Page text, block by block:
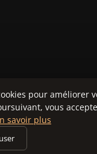
Tous
légales
pour améliorer
vous
savoir plus